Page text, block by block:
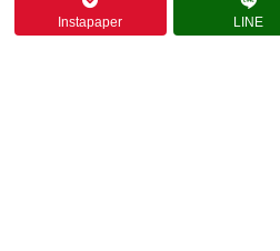
Instapaper LINE